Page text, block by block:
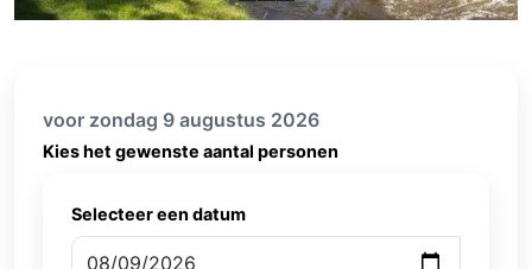
voor zondag 9 augustus 2026
Kies het gewenste aantal personen
Selecteer een datum